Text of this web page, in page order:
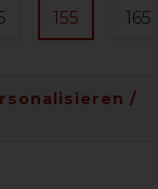
155 165
/